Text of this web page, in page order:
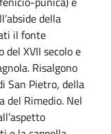
della
il fonte
XVII secolo e
Risalgono
San Pietro, della
del Rimedio. Nel